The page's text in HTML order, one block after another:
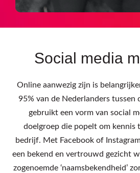
Social media
Online aanwezig zijn is
95% van de Nederlanders tussen
gebruikt een vorm van social
doelgroep die popelt om kennis
bedrijf. Met Facebook of
een bekend en vertrouwd gezicht
zogenoemde ‘naamsbekendheid’